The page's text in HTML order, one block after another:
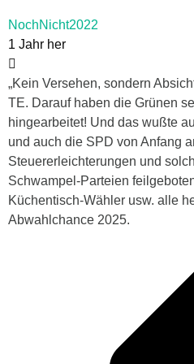
NochNicht2022
1 Jahr her
„Kein Versehen, sondern
TE. Darauf haben die Grünen
hingearbeitet! Und das wußte
und auch die SPD von Anfang
Steuererleichterungen und
Schwampel-Parteien
Küchentisch-Wähler usw. alle
Abwahlchance 2025.